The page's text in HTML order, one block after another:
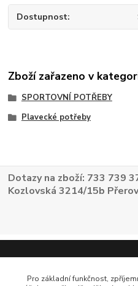
Dostupnost
Zboží zařazeno v
SPORTOVNÍ POTŘEBY
Plavecké potřeby
Dotazy na zboží: 733 739
Kozlovská 3214/15b
Pro základní funkčnost,